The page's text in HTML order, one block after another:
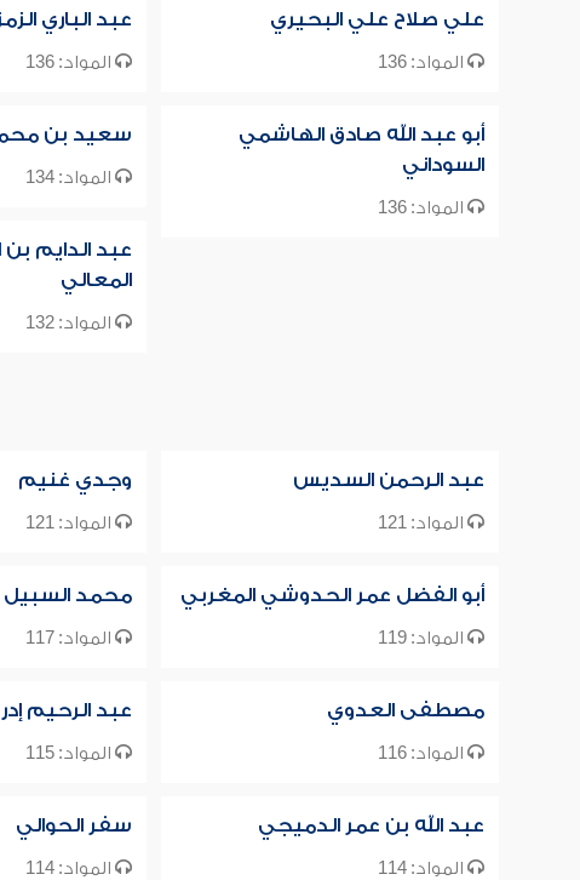
علي صلاح علي البحيري
المواد: 136
عبد الباري
المواد: 136
أبو عبد الله صادق الهاشمي
السوداني
المواد: 136
سعيد بن
المواد: 134
عبد الدايم
المعالي
المواد: 132
عبد الرحمن السديس
المواد: 121
وجدي غنيم
المواد: 121
أبو الفضل عمر الحدوشي المغربي
المواد: 119
محمد السبيل
المواد: 117
مصطفى العدوي
المواد: 116
عبد الرحيم
المواد: 115
عبد الله بن عمر الدميجي
المواد: 114
سفر الحوالي
المواد: 114